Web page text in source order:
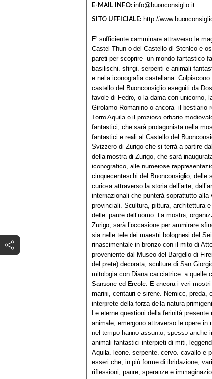
E-MAIL INFO: info@buonconsiglio.it
SITO UFFICIALE: http://
E' sufficiente camminare attraverso le
Castel Thun o del Castello di Stenico e
pareti per scoprire un mondo fantastico
basilischi, sfingi, serpenti e animali
e nella iconografia castellana.
castello del Buonconsiglio eseguiti da
favole di Fedro, o la dama con unicorno,
Girolamo Romanino o ancora il bestiario
Torre Aquila o il prezioso erbario
fantastici, che sarà protagonista nella
fantastici e reali al Castello del
Svizzero di Zurigo che si terrà a partire
della mostra di Zurigo, che sarà
iconografico, alle numerose
cinquecenteschi del Buonconsiglio,
curiosa attraverso la storia dell’arte,
internazionali che punterà soprattutto
provinciali. Scultura, pittura, architettura
delle paure dell’uomo. La mostra,
Zurigo, sarà l’occasione per ammirare
sia nelle tele dei maestri bolognesi del
rinascimentale in bronzo con il mito di
proveniente dal Museo del Bargello di
del prete) decorata, sculture di San
mitologia con Diana cacciatrice a quelle
Sansone ed Ercole. E ancora i veri
marini, centauri e sirene. Nemico, preda,
interprete della forza della natura
Le eterne questioni della ferinità presente
animale, emergono attraverso le opere
nel tempo hanno assunto, spesso anche
animali fantastici interpreti di miti,
Aquila, leone, serpente, cervo, cavallo e
esseri che, in più forme di ibridazione,
riflessioni, paure, speranze e